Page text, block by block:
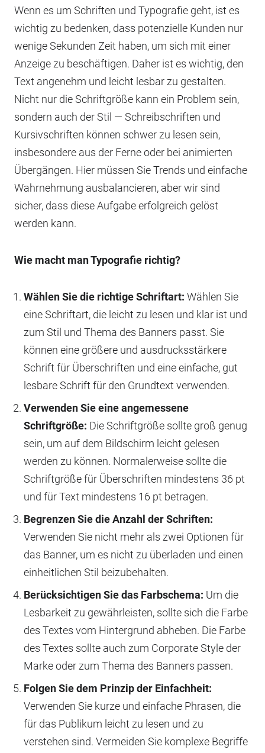
Wenn es um Schriften und Typografie geht, ist es
wichtig zu bedenken, dass potenzielle Kunden nur
wenige Sekunden Zeit haben, um sich mit einer
Anzeige zu beschäftigen. Daher ist es wichtig, den
Text angenehm und leicht lesbar zu gestalten.
Nicht nur die Schriftgröße kann ein Problem sein,
sondern auch der Stil — Schreibschriften und
Kursivschriften können schwer zu lesen sein,
insbesondere aus der Ferne oder bei animierten
Übergängen. Hier müssen Sie Trends und einfache
Wahrnehmung ausbalancieren, aber wir sind
sicher, dass diese Aufgabe erfolgreich gelöst
werden kann.
Wie macht man Typografie richtig?
Wählen Sie die richtige Schriftart: Wählen Sie
eine Schriftart, die leicht zu lesen und klar ist und
zum Stil und Thema des Banners passt. Sie
können eine größere und ausdrucksstärkere
Schrift für Überschriften und eine einfache, gut
lesbare Schrift für den Grundtext verwenden.
Verwenden Sie eine angemessene
Schriftgröße: Die Schriftgröße sollte groß genug
sein, um auf dem Bildschirm leicht gelesen
werden zu können. Normalerweise sollte die
Schriftgröße für Überschriften mindestens 36 pt
und für Text mindestens 16 pt betragen.
Begrenzen Sie die Anzahl der Schriften:
Verwenden Sie nicht mehr als zwei Optionen für
das Banner, um es nicht zu überladen und einen
einheitlichen Stil beizubehalten.
Berücksichtigen Sie das Farbschema: Um die
Lesbarkeit zu gewährleisten, sollte sich die Farbe
des Textes vom Hintergrund abheben. Die Farbe
des Textes sollte auch zum Corporate Style der
Marke oder zum Thema des Banners passen.
Folgen Sie dem Prinzip der Einfachheit:
Verwenden Sie kurze und einfache Phrasen, die
für das Publikum leicht zu lesen und zu
verstehen sind. Vermeiden Sie komplexe Begriffe